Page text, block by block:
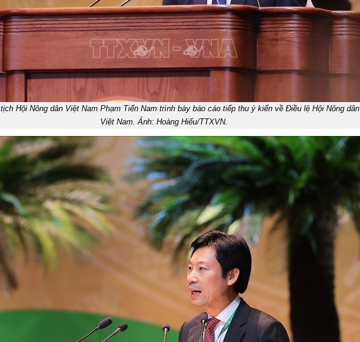
Hội Nông dân Việt Nam Phạm Tiến Nam trình bày báo cáo tiếp thu ý kiến về Điều lệ Hội Nông dân
Việt Nam. Ảnh: Hoàng Hiếu/TTXVN.